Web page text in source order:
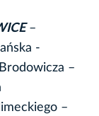
–
-
–
–